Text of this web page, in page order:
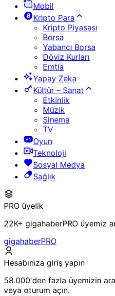
Mobil
Kripto Para
Kripto Piyasası
Borsa
Yabancı Borsa
Döviz Kurları
Emtia
Yapay Zeka
Kültür – Sanat
Etkinlik
Müzik
Sinema
TV
Oyun
Teknoloji
Sosyal Medya
Sağlık
PRO üyelik
22K+ gigahaberPRO üyemiz
gigahaberPRO
Hesabınıza giriş yapın
58.000'den fazla üyemizin
veya oturum açın.